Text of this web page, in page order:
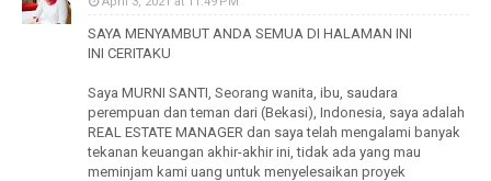
SAYA MENYAMBUT ANDA SEMUA DI HALAMAN INI
INI CERITAKU
Saya MURNI SANTI, Seorang wanita, ibu, saudara
perempuan dan teman dari (Bekasi), Indonesia, saya adalah
REAL ESTATE MANAGER dan saya telah mengalami banyak
tekanan keuangan akhir-akhir ini, tidak ada yang mau
meminjam kami uang untuk menyelesaikan proyek